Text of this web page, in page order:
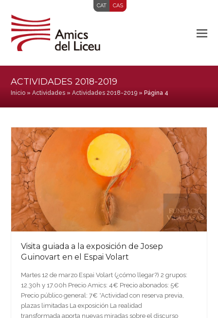
CAT CAS
ACTIVIDADES 2018-2019
Inicio »Actividades »Actividades 2018-2019 » Página 4
Visita guiada a la exposición de Josep
Guinovart en el Espai Volart
Martes 12 de marzo Espai Volart (¿cómo llegar?) 2 grupos:
12.30h y 17.00h Precio Amics: 4€ Precio abonados: 5€
Precio público general: 7€ *Actividad con reserva previa,
plazas limitadas La exposición La realidad
transformada aporta nuevas miradas sobre el discurso